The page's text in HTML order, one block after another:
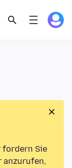
fordern Sie
anzurufen,